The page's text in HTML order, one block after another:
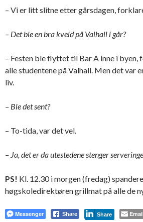
– Vi er litt slitne etter gårsdagen,
– Det ble en bra kveld på Valhall i går?
– Festen ble flyttet til Bar A inne i byen,
alle studentene på Valhall. Men det var
liv.
– Ble det sent?
– To-tida, var det vel.
– Ja, det er da utestedene stenger
PS! Kl. 12.30 i morgen (fredag)
høgskoledirektøren grillmat på alle de
Messenger Share Share